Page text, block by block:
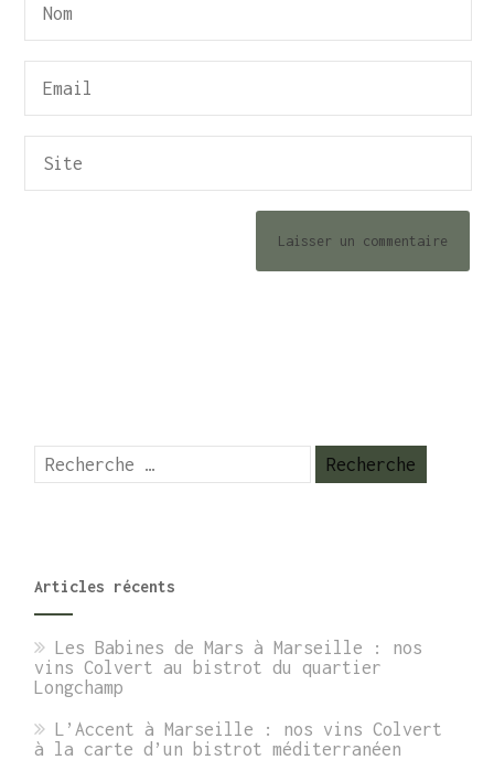
Articles récents
Les Babines de Mars à Marseille : nos
vins Colvert au bistrot du quartier
Longchamp
L’Accent à Marseille : nos vins Colvert
à la carte d’un bistrot méditerranéen